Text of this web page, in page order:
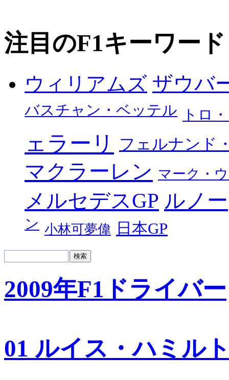
注目のF1キーワード
ウィリアムズ ザウバ
バスチャン・ベッテル トロ
ェラーリ フェルナンド
マクラーレン マーク・
メルセデスGP ルノー
ン 小林可夢偉 日本GP
2009年F1ドライバー
01 ルイス・ハミル